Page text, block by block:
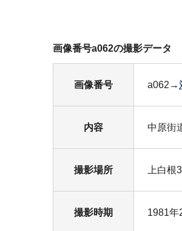
画像番号a062の撮影データ
画像番号 a062→
内容 中原街
撮影場所 上白根
撮影時期 1981年